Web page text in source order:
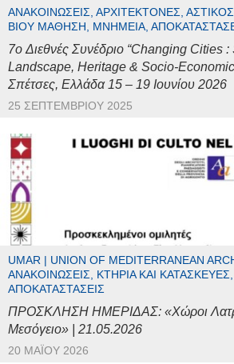
ΑΝΑΚΟΙΝΏΣΕΙΣ, ΑΡΧΙΤΈΚΤΟΝΕΣ,
ΒΊΟΥ ΜΆΘΗΣΗ, ΜΝΗΜΕΊΑ,
7o Διεθνές Συνέδριο “Changing Cities
Landscape, Heritage & Socio-
Σπέτσες, Ελλάδα 15 – 19 Ιουνίου 2026
25 ΣΕΠΤΕΜΒΡΊΟΥ 2025
UMAR | UNION OF MEDITERRANEAN
ΑΝΑΚΟΙΝΏΣΕΙΣ, ΚΤΉΡΙΑ ΚΑΙ
ΑΠΟΚΑΤΑΣΤΆΣΕΙΣ
ΠΡΟΣΚΛΗΣΗ ΗΜΕΡΙΔΑΣ: «Χώροι
Μεσόγειο» | 21.05.2026
20 ΜΑΪ́ΟΥ 2026